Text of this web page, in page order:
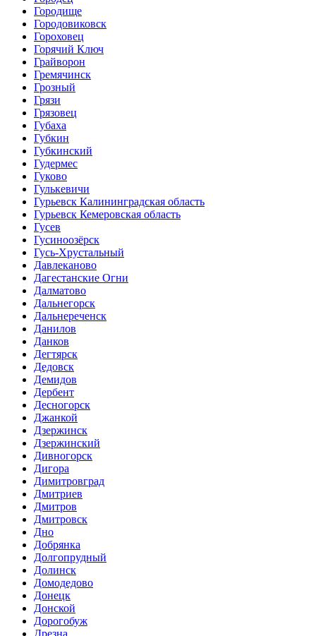
Городище
Городовиковск
Гороховец
Горячий Ключ
Грайворон
Гремячинск
Грозный
Грязи
Грязовец
Губаха
Губкин
Губкинский
Гудермес
Гуково
Гулькевичи
Гурьевск Калининградская область
Гурьевск Кемеровская область
Гусев
Гусиноозёрск
Гусь-Хрустальный
Давлеканово
Дагестанские Огни
Далматово
Дальнегорск
Дальнереченск
Данилов
Данков
Дегтярск
Дедовск
Демидов
Дербент
Десногорск
Джанкой
Дзержинск
Дзержинский
Дивногорск
Дигора
Димитровград
Дмитриев
Дмитров
Дмитровск
Дно
Добрянка
Долгопрудный
Долинск
Домодедово
Донецк
Донской
Дорогобуж
Дрезна